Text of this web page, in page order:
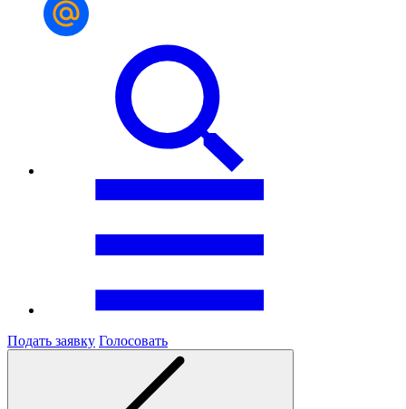
Подать заявку Голосовать